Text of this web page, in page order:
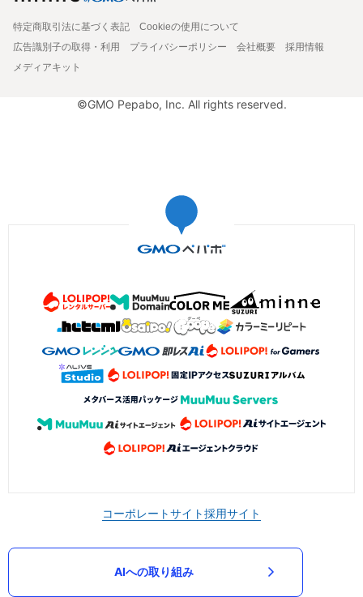
特定商取引法に基づく表記
Cookieの使用について
広告識別子の取得・利用
プライバシーポリシー 会社概要
採用情報
メディアキット
©GMO Pepabo, Inc. All rights reserved.
コーポレートサイト採用サイト
AIへの取り組み